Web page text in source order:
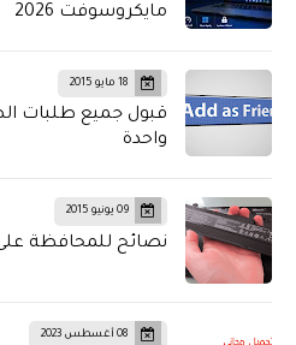
مايكروسوفت 2026
18 مايو 2015
قبول جميع طلبات
واحدة
09 يونيو 2015
نصائح للمحافظة
08 أغسطس 2023